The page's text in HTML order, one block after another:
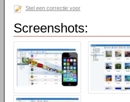
Stel een correctie voor
Screenshots: